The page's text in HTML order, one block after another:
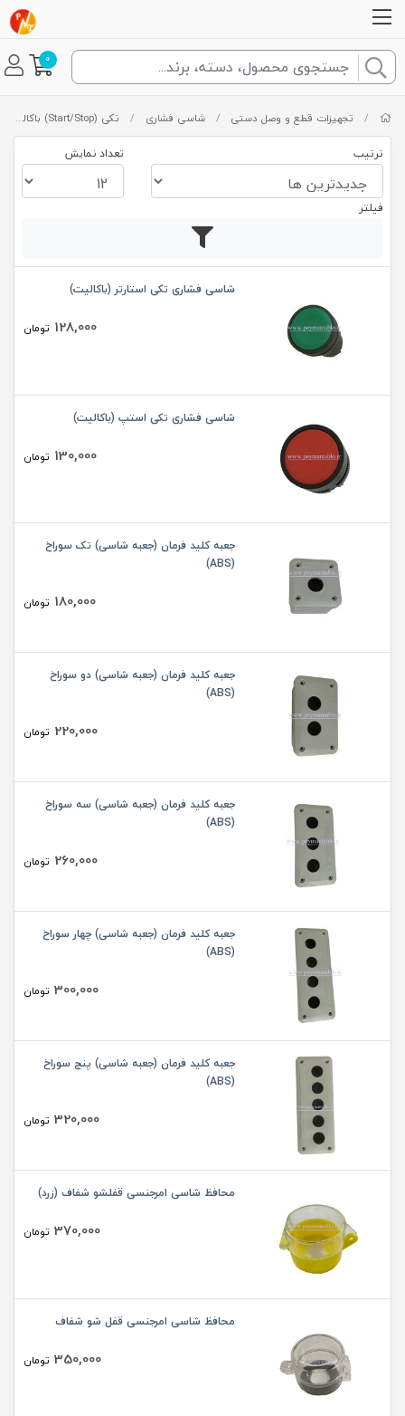
0
/ تجهیزات قطع و وصل دستی / شاسی فشاری / تکی (Start/Stop) باکالیت
ترتیب تعداد نمایش
فیلتر
شاسی فشاری تکی استارتر (باکالیت)
128,000 تومان
شاسی فشاری تکی استپ (باکالیت)
130,000 تومان
جعبه کلید فرمان (جعبه شاسی) تک سوراخ
(ABS)
180,000 تومان
جعبه کلید فرمان (جعبه شاسی) دو سوراخ
(ABS)
220,000 تومان
جعبه کلید فرمان (جعبه شاسی) سه سوراخ
(ABS)
260,000 تومان
جعبه کلید فرمان (جعبه شاسی) چهار سوراخ
(ABS)
300,000 تومان
جعبه کلید فرمان (جعبه شاسی) پنج سوراخ
(ABS)
320,000 تومان
محافظ شاسی امرجنسی قفلشو شفاف (زرد)
370,000 تومان
محافظ شاسی امرجنسی قفل شو شفاف
350,000 تومان